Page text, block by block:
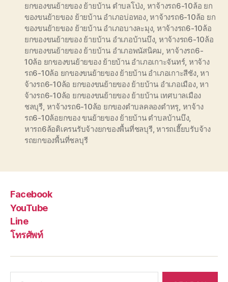
ยกของขนย้ายของ ย้ายบ้าน ตำบลโป่ง หาจ้างรถ6-10ล้อ ยก
ของขนย้ายของ ย้ายบ้าน อำเภอบ่อทอง,หาจ้างรถ6-10ล้อ ยก
ของขนย้ายของ ย้ายบ้าน อำเภอบางละมุง, หาจ้างรถ6-10ล้อ
ยกของขนย้ายของ ย้ายบ้าน อำเภอบ้านบึง, หาจ้างรถ6-10ล้อ
ยกของขนย้ายของ ย้ายบ้าน อำเภอพนัสนิคม หาจ้างรถ6-
10ล้อ ยกของขนย้ายของ ย้ายบ้าน อำเภอเกาะจันทร์, หาจ้าง
รถ6-10ล้อ ยกของขนย้ายของ ย้ายบ้าน อำเภอเกาะสีชัง,หา
จ้างรถ6-10ล้อ ยกของขนย้ายของ ย้ายบ้าน อำเภอเมือง,หา
จ้างรถ6-10ล้อ ยกของขนย้ายของ ย้ายบ้าน เทศบาลเมือง
ชลบุรี หาจ้างรถ6-10ล้อ ยกของตำบลคลองตำหรุ หาจ้าง
รถ6-10ล้อยกของ ขนย้ายของ ย้ายบ้าน ตำบลบ้านบึง,
หารถ6ล้อติเครนรับจ้างยกของพื้นที่ชลบุรี,หารถเฮี๊ยบรับจ้าง
รถยกของพื้นที่ชลบุรี
Facebook
YouTube
Line
โทรศัพท์